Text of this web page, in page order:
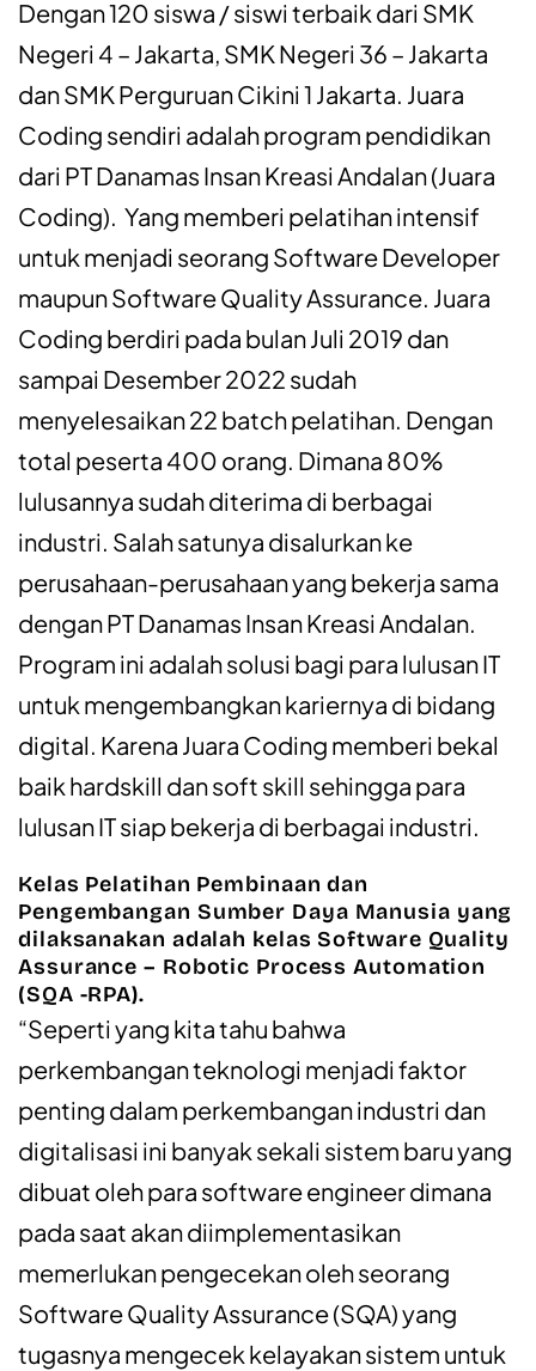
Dengan120 siswa /siswi terbaik dari SMK
Negeri 4 – Jakarta, SMK Negeri 36 – Jakarta
dan SMKPerguruanCikini 1 Jakarta. Juara
Coding sendiri adalahprogram pendidikan
dari PTDanamas InsanKreasi Andalan (Juara
Coding). Yang memberi pelatihanintensif
untuk menjadi seorang Software Developer
maupunSoftware Quality Assurance. Juara
Coding berdiri pada bulanJuli 2019 dan
sampai Desember2022 sudah
menyelesaikan22 batchpelatihan. Dengan
total peserta 400 orang. Dimana 80%
lulusannya sudahditerima di berbagai
industri. Salahsatunya disalurkanke
perusahaan-perusahaanyang bekerja sama
denganPTDanamas InsanKreasi Andalan.
Program ini adalahsolusi bagi para lulusanIT
untuk mengembangkankariernya di bidang
digital. Karena Juara Coding memberi bekal
baik hardskill dan soft skill sehingga para
lulusanITsiapbekerja di berbagai industri.
Kelas Pelatihan Pembinaan dan
Pengembangan Sumber Daya Manusia yang
dilaksanakan adalah kelas Software Quality
Assurance – Robotic Process Automation
(SQA -RPA).
“Seperti yang kitatahu bahwa
perkembanganteknologi menjadi faktor
penting dalam perkembanganindustri dan
digitalisasi ini banyak sekali sistem baruyang
dibuat oleh para software engineerdimana
pada saat akandiimplementasikan
memerlukanpengecekanolehseorang
Software Quality Assurance (SQA) yang
tugasnya mengecek kelayakansistem untuk